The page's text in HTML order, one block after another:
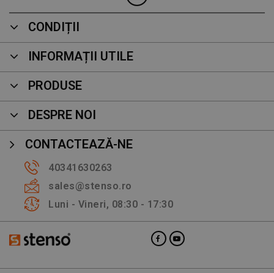
CONDIȚII
INFORMAȚII UTILE
PRODUSE
DESPRE NOI
CONTACTEAZĂ-NE
40341630263
sales@stenso.ro
Luni - Vineri, 08:30 - 17:30